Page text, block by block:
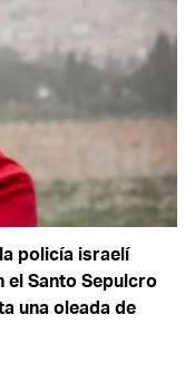
policía israelí
el Santo Sepulcro
una oleada de